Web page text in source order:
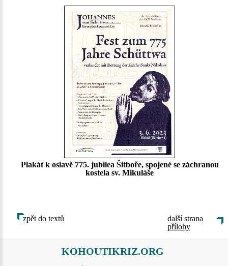
Plakát k oslavě 775. jubilea Šitboře, spojené se záchranou
kostela sv. Mikuláše
zpět do textů
další strana
přílohy
KOHOUTIKRIZ.ORG